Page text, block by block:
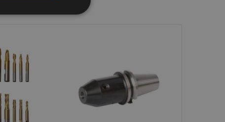
și gestionarea
pentru a aminti
Este necesar